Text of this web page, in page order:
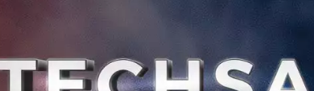
และ IOS เมื่อทำการอัพเดทระบบก็จะสามารถใ
Exposure Notification API แล้วที่สหรัฐอเมริกา แต่ใ